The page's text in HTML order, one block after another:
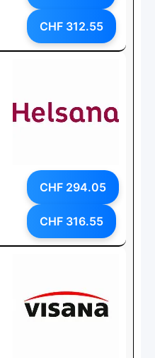
CHF 312.55
CHF 294.05
CHF 316.55